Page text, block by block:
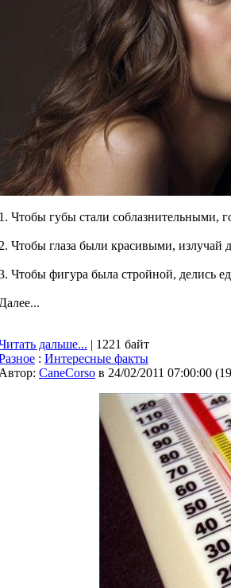
1. Чтобы губы стали соблазнительными,
2. Чтобы глаза были красивыми, излучай
Чтобы фигура была стройной, делись
Далее...
дальше... | 1221 байт
: Интересные факты
Автор: CaneCorso в 24/02/2011 07:00:00 (